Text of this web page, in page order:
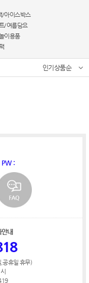
/아이스박스
/여름담요
이용품
인기상품순
PW :
내
공휴일 휴무)